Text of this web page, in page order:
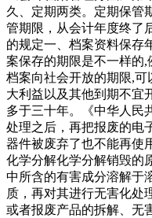
久、定期两类。定期保管
管期限，从会计年度终了
的规定一、档案资料保存
案保存的期限是不一样的
档案向社会开放的期限,
大利益以及其他到期不宜
多于三十年。《中华人民
处理之后，再把报废的电
器件被废弃了也不能再使
化学分解化学分解销毁的
中所含的有害成分溶解于
质，再对其进行无害化处
或者报废产品的拆解、无